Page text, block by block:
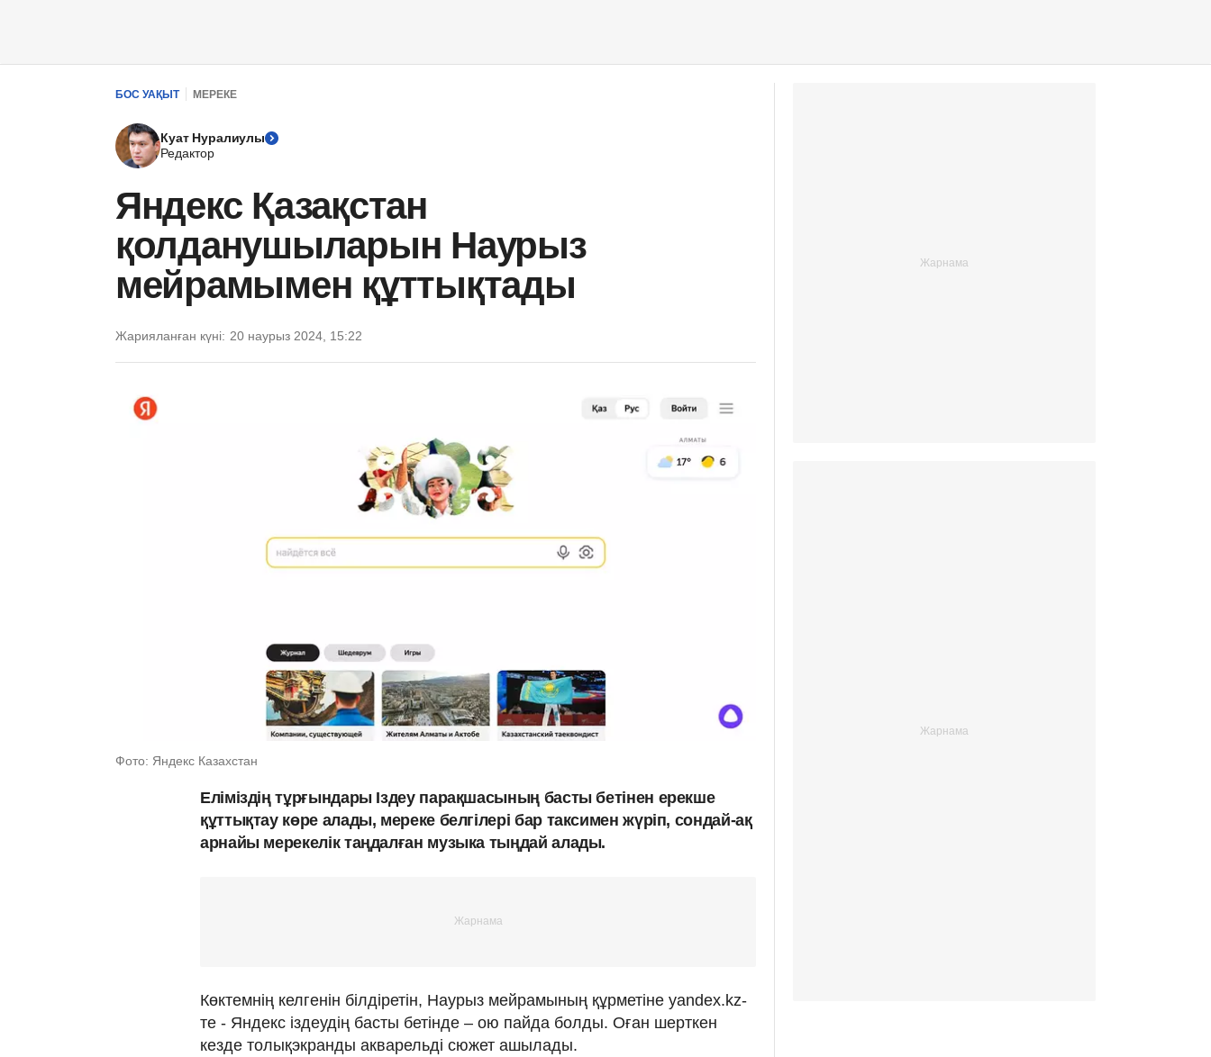
БОС УАҚЫТ МЕРЕКЕ
Куат Нуралиулы
Редактор
Яндекс Қазақстан
қолданушыларын Наурыз
мейрамымен құттықтады
Жарияланған күні: 20 наурыз 2024, 15:22
Фото: Яндекс Казахстан
Еліміздің тұрғындары Іздеу парақшасының басты бетінен ерекше
құттықтау көре алады, мереке белгілері бар таксимен жүріп, сондай-ақ
арнайы мерекелік таңдалған музыка тыңдай алады.
Көктемнің келгенін білдіретін, Наурыз мейрамының құрметіне yandex.kz-
те - Яндекс іздеудің басты бетінде – ою пайда болды. Оған шерткен
кезде толықэкранды акварельді сюжет ашылады.